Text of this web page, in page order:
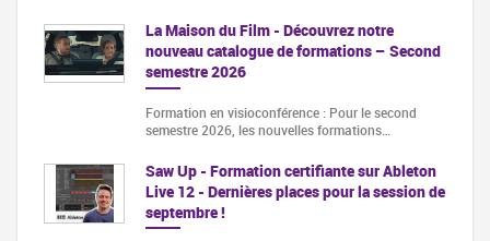
La Maison du Film - Découvrez notre
nouveau catalogue de formations – Second
semestre 2026
Formation en visioconférence : Pour le second
semestre 2026, les nouvelles formations…
Saw Up - Formation certifiante sur Ableton
Live 12 - Dernières places pour la session de
septembre !